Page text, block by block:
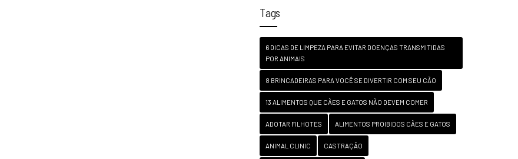
Tags
6 DICAS DE LIMPEZA PARA EVITAR DOENÇAS TRANSMITIDAS
POR ANIMAIS
8 BRINCADEIRAS PARA VOCÊ SE DIVERTIR COM SEU CÃO
13 ALIMENTOS QUE CÃES E GATOS NÃO DEVEM COMER
ADOTAR FILHOTES ALIMENTOS PROIBIDOS CÃES E GATOS
ANIMAL CLINIC CASTRAÇÃO